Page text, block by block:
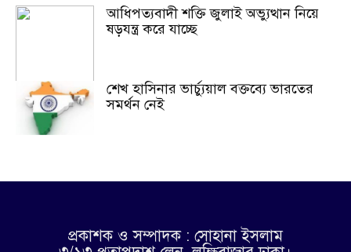
আধিপত্যবাদী শক্তি জুলাই অভ্যুত্থান নিয়ে
ষড়যন্ত্র করে যাচ্ছে
শেখ হাসিনার ভার্চ্যুয়াল বক্তব্যে ভারতের
সমর্থন নেই
প্রকাশক ও সম্পাদক : সোহানা ইসলাম